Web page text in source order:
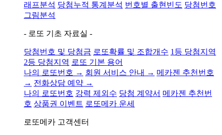
래프분석 당첨누적 통계분석 번호별 출현빈도 당첨번호
그림분석
- 로또 기초 자료실 -
당첨번호 및 당첨금 로또확률 및 조합개수 1등 당첨지역
2등 당첨지역 로또 기본 용어
나의 로또번호 → 회원 서비스 안내 → 메카젠 추천번호
→ 전화상담 예약 →
나의 로또번호 강력 제외수 당첨 계약서 메카젠 추천번
호 상품권 이벤트 로또메카 운세
로또메카 고객센터